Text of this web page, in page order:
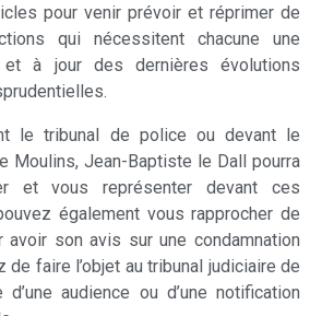
pour venir prévoir et réprimer de
qui nécessitent chacune une
et à jour des dernières évolutions
le tribunal de police ou devant le
Moulins, Jean-Baptiste le Dall pourra
et vous représenter devant ces
également vous rapprocher de
son avis sur une condamnation
faire l’objet au tribunal judiciaire de
audience ou d’une notification